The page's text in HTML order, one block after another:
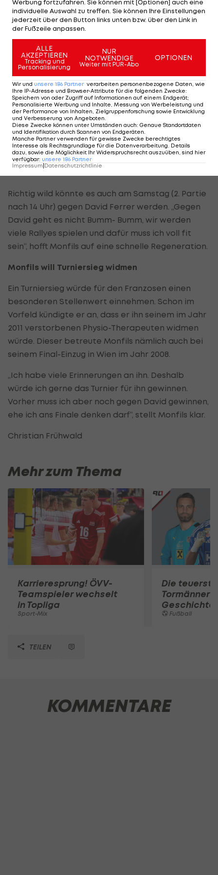
Monfils den Tschechen. „Es gibt auf der Tour
natürlich nicht so viele Spieler wie mich. Im
Endeffekt kommt es aber darauf an, wer am Platz
besser ist und heute war ich knapp der bessere
Spieler.“
Schwierige Aufgabe gegen Ferrer
Ob er selbst nicht Probleme damit habe, bei
solchen Show-Einlagen die Konzentration zu
verlieren? „Das macht mir nichts. Ich liebe es,
wenn das Publikum involviert ist. Deshalb liebe ich
es auch, im Davis Cup zu spielen. Je wilder es wird,
Richtig wild könnte es auch am Samstag (2. Partie
nach 14 Uhr) gegen David Ferrer werden. „Gegen
David geht es nicht Bumm- Bumm, wir werden
viele Rallyes spielen und dafür muss ich voll fit
sein“, hofft Monfils auf eine schnelle Regeneration.
Monfils will Turniersieg widmen
Ein Turniersieg würde für den Franzosen einen
besonderen Stellenwert einnehmen. Schon im
Vorfeld kündigte er an, dass er ihn seinem im Jahr
2011 verstorbenen Physio-Therapeuten widmen
würde. Dieser betreute Monfils nämlich auch bei
seinem Final-Einzug in Wien im Jahr 2008.
„Ich habe viele Erinnerungen an ihn. Deshalb
würde ich gerne das Turnier für ihn gewinnen.
Vorher muss ich aber noch gegen David gewinnen,
ehe ich ans Finale denken darf“, stellt Monfils klar.
Christian Frühwald
Mehr zum Thema
Karrieresprung! ÖVV-
Teamspieler wechselt
in Topliga
Sport-Mix
Die
Tormänner
Geschichte
Fußball
TEILEN
KOMMENTARE
Werbung fortzufahren. Sie können mit [Optionen] auch eine
individuelle Auswahl zu treffen. Sie können Ihre Einstellungen
jederzeit über den Button links unten bzw. über den Link in
der Fußzeile anpassen.
ALLE
AKZEPTIEREN
Tracking und
Personalisierung
NUR
NOTWENDIGE
Weiter mit PUR-Abo
OPTIONEN
Wir und unsere 186 Partner verarbeiten personenbezogene Daten, wie
Ihre IP-Adresse und Browser-Attribute für die folgenden Zwecke:
Speichern von oder Zugriff auf Informationen auf einem Endgerät;
Personalisierte Werbung und Inhalte, Messung von Werbeleistung und
der Performance von Inhalten, Zielgruppenforschung sowie Entwicklung
und Verbesserung von Angeboten.
Diese Zwecke können unter Umständen auch: Genaue Standortdaten
und Identifikation durch Scannen von Endgeräten.
Manche Partner verwenden für gewisse Zwecke berechtigtes
Interesse als Rechtsgrundlage für die Datenverarbeitung. Details
dazu, sowie die Möglichkeit Ihr Widerspruchsrecht auszuüben, sind hier
verfügbar: unsere 186 Partner
Impressum Datenschutzrichtlinie